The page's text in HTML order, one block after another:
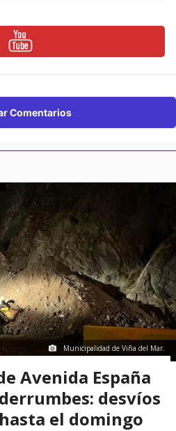
Comentarios
Municipalidad de Viña del Mar.
Avenida España
desvíos
el domingo